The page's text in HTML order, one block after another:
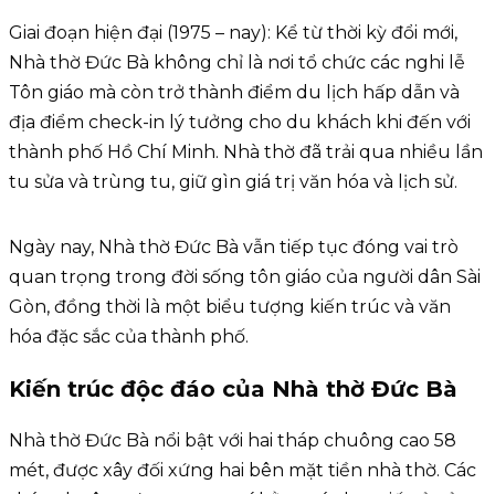
Giai đoạn hiện đại (1975 – nay): Kể từ thời kỳ đổi mới,
Nhà thờ Đức Bà không chỉ là nơi tổ chức các nghi lễ
Tôn giáo mà còn trở thành điểm du lịch hấp dẫn và
địa điểm check-in lý tưởng cho du khách khi đến với
thành phố Hồ Chí Minh. Nhà thờ đã trải qua nhiều lần
tu sửa và trùng tu, giữ gìn giá trị văn hóa và lịch sử.
Ngày nay, Nhà thờ Đức Bà vẫn tiếp tục đóng vai trò
quan trọng trong đời sống tôn giáo của người dân Sài
Gòn, đồng thời là một biểu tượng kiến trúc và văn
hóa đặc sắc của thành phố.
Kiến trúc độc đáo của Nhà thờ Đức Bà
Nhà thờ Đức Bà nổi bật với hai tháp chuông cao 58
mét, được xây đối xứng hai bên mặt tiền nhà thờ. Các